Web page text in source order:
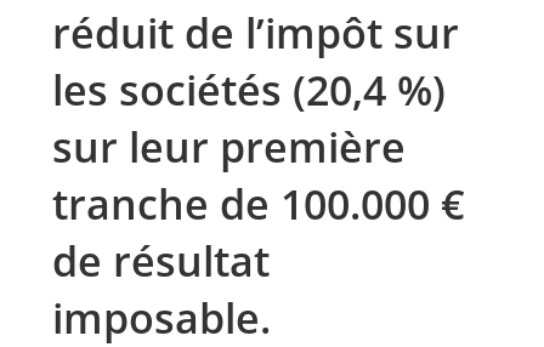
réduit de l’impôt sur
les sociétés (20,4 %)
sur leur première
tranche de 100.000 €
de résultat
imposable.